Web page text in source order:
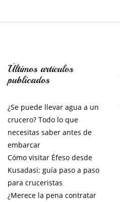
Últimos artículos
publicados
¿Se puede llevar agua a un
crucero? Todo lo que
necesitas saber antes de
embarcar
Cómo visitar Éfeso desde
Kusadasi: guía paso a paso
para cruceristas
¿Merece la pena contratar